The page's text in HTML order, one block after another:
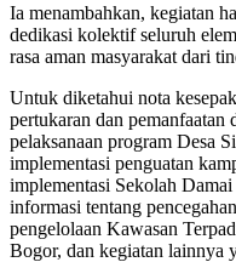
Ia menambahkan, kegiatan
dedikasi kolektif seluruh
rasa aman masyarakat dari
Untuk diketahui nota
pertukaran dan pemanfaatan
pelaksanaan program Desa
implementasi penguatan
implementasi Sekolah
informasi tentang
pengelolaan Kawasan
Bogor, dan kegiatan lainnya